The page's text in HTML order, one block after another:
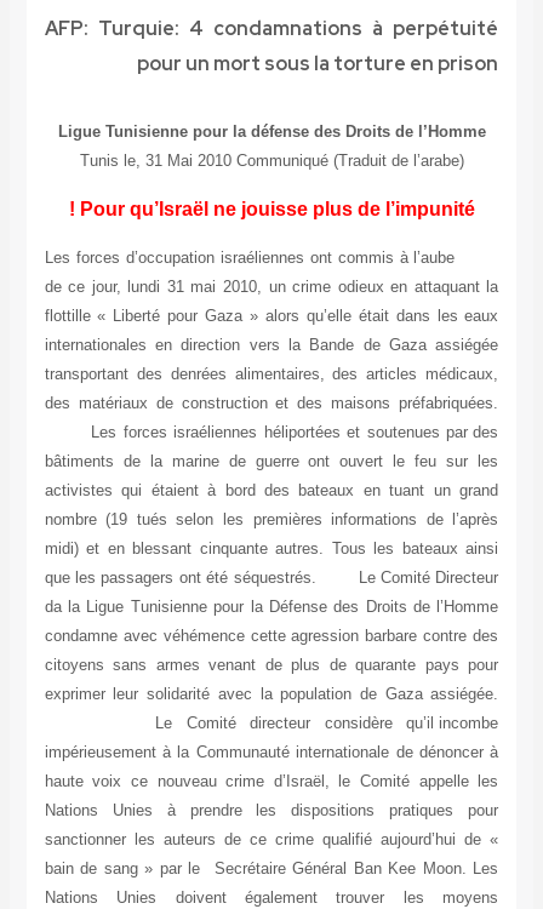
AFP: Turquie: 4 condamnations à perpétuité
pour un mort sous la torture en prison
Ligue Tunisienne pour la défense des Droits de l’Homme
Tunis le, 31 Mai 2010 Communiqué (Traduit de l’arabe)
Pour qu’Israël ne jouisse plus de l’impunité !
Les forces d’occupation israéliennes ont commis à l’aube
de ce jour, lundi 31 mai 2010, un crime odieux en attaquant la
flottille « Liberté pour Gaza » alors qu’elle était dans les eaux
internationales en direction vers la Bande de Gaza assiégée
transportant des denrées alimentaires, des articles médicaux,
des matériaux de construction et des maisons préfabriquées.
Les forces israéliennes héliportées et soutenues par des
bâtiments de la marine de guerre ont ouvert le feu sur les
activistes qui étaient à bord des bateaux en tuant un grand
nombre (19 tués selon les premières informations de l’après
midi) et en blessant cinquante autres. Tous les bateaux ainsi
que les passagers ont été séquestrés. Le Comité Directeur
da la Ligue Tunisienne pour la Défense des Droits de l’Homme
condamne avec véhémence cette agression barbare contre des
citoyens sans armes venant de plus de quarante pays pour
exprimer leur solidarité avec la population de Gaza assiégée.
Le Comité directeur considère qu’il incombe
impérieusement à la Communauté internationale de dénoncer à
haute voix ce nouveau crime d’Israël, le Comité appelle les
Nations Unies à prendre les dispositions pratiques pour
sanctionner les auteurs de ce crime qualifié aujourd’hui de «
bain de sang » par le Secrétaire Général Ban Kee Moon. Les
Nations Unies doivent également trouver les moyens